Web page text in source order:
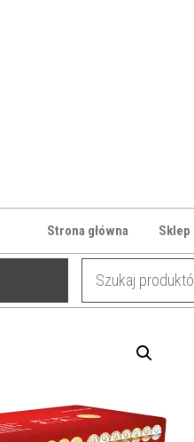
Strona główna Sklep